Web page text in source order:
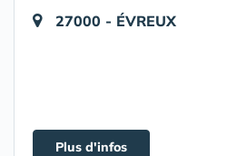
27000 - ÉVREUX
Plus d'infos